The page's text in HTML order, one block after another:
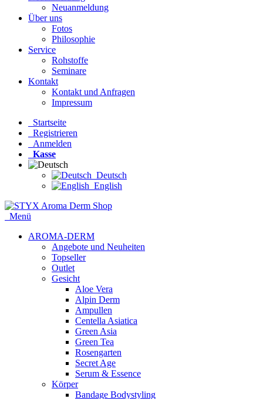
Neuanmeldung
Über uns
Fotos
Philosophie
Service
Rohstoffe
Seminare
Kontakt
Kontakt und Anfragen
Impressum
Startseite
Registrieren
Anmelden
Kasse
Deutsch
English
Menü
AROMA-DERM
Angebote und Neuheiten
Topseller
Outlet
Gesicht
Aloe Vera
Alpin Derm
Ampullen
Centella Asiatica
Green Asia
Green Tea
Rosengarten
Secret Age
Serum & Essence
Körper
Bandage Bodystyling